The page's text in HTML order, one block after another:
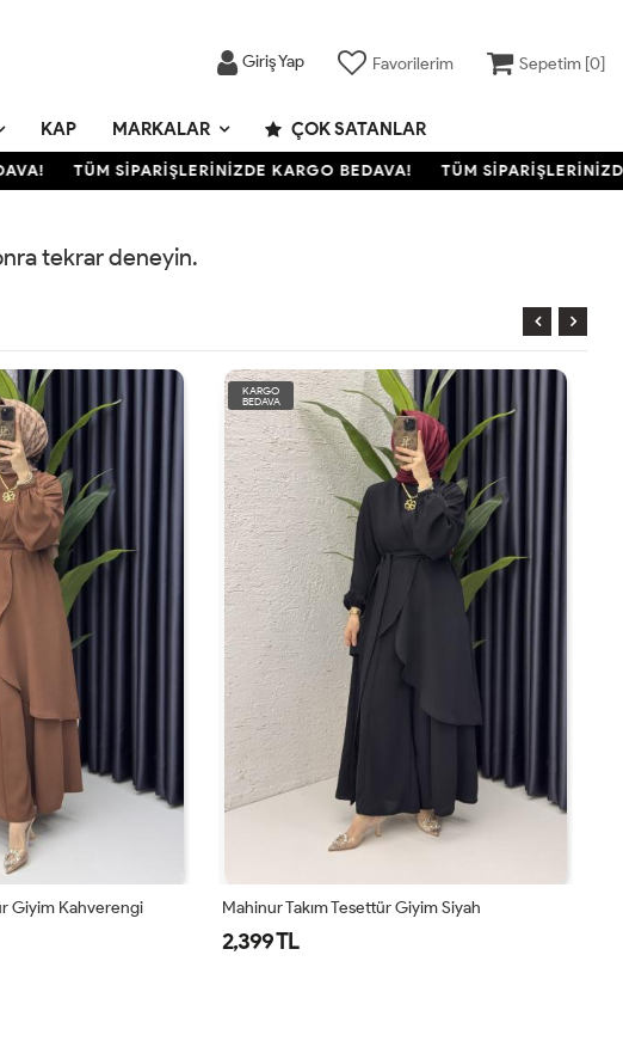
Giriş Yap Favorilerim Sepetim [0]
KAP MARKALAR ÇOK SATANLAR
TÜM SİPARİŞLERİNİZDE KARGO BEDAVA! TÜM
tekrar deneyin.
Giyim Kahverengi
KARGO
BEDAVA
Mahinur Takım Tesettür Giyim Siyah
2,399 TL